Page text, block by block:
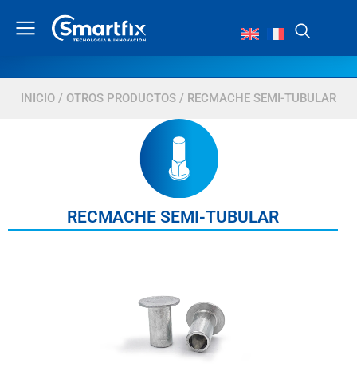
INICIO / OTROS PRODUCTOS / RECMACHE SEMI-TUBULAR
RECMACHE SEMI-TUBULAR